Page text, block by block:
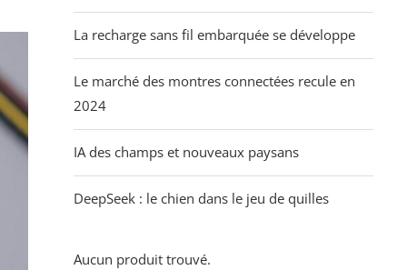
La recharge sans fil embarquée se développe
Le marché des montres connectées recule en
2024
IA des champs et nouveaux paysans
DeepSeek : le chien dans le jeu de quilles
Aucun produit trouvé.